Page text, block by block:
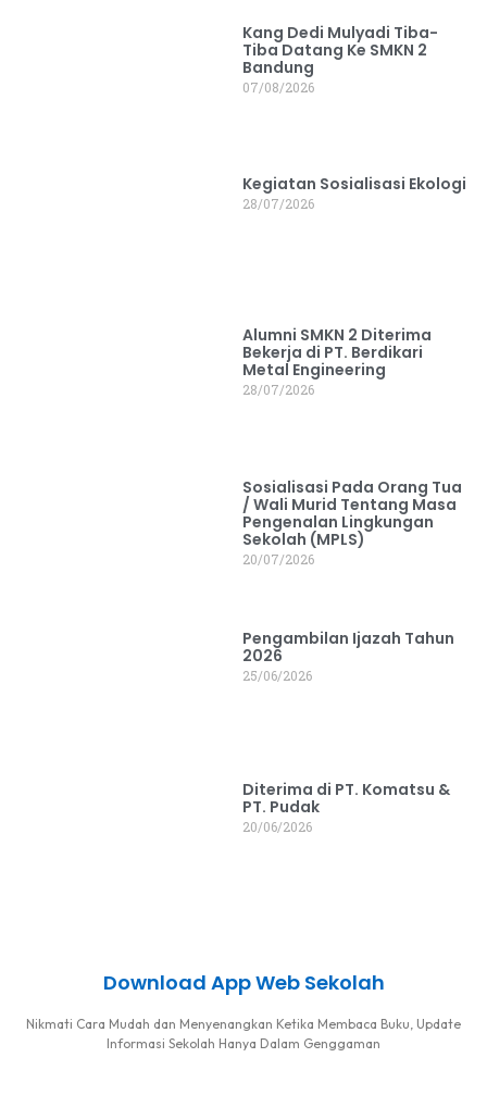
Kang Dedi Mulyadi Tiba-
Tiba Datang Ke SMKN 2
Bandung
07/08/2026
Kegiatan Sosialisasi Ekologi
28/07/2026
Alumni SMKN 2 Diterima
Bekerja di PT. Berdikari
Metal Engineering
28/07/2026
Sosialisasi Pada Orang Tua
/ Wali Murid Tentang Masa
Pengenalan Lingkungan
Sekolah (MPLS)
20/07/2026
Pengambilan Ijazah Tahun
2026
25/06/2026
Diterima di PT. Komatsu &
PT. Pudak
20/06/2026
Download App Web Sekolah
Nikmati Cara Mudah dan Menyenangkan Ketika Membaca Buku, Update
Informasi Sekolah Hanya Dalam Genggaman